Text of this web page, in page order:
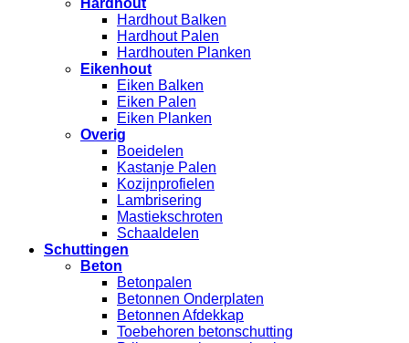
Hardhout
Hardhout Balken
Hardhout Palen
Hardhouten Planken
Eikenhout
Eiken Balken
Eiken Palen
Eiken Planken
Overig
Boeidelen
Kastanje Palen
Kozijnprofielen
Lambrisering
Mastiekschroten
Schaaldelen
Schuttingen
Beton
Betonpalen
Betonnen Onderplaten
Betonnen Afdekkap
Toebehoren betonschutting